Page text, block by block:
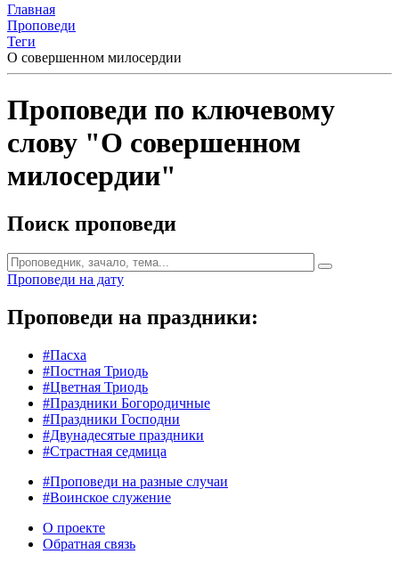
Главная
Проповеди
Теги
О совершенном милосердии
Проповеди по ключевому
слову "О совершенном
милосердии"
Поиск проповеди
Проповеди на дату
Проповеди на праздники:
#Пасха
#Постная Триодь
#Цветная Триодь
#Праздники Богородичные
#Праздники Господни
#Двунадесятые праздники
#Страстная седмица
#Проповеди на разные случаи
#Воинское служение
О проекте
Обратная связь